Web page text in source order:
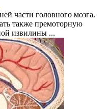
части головного мозга.
также премоторную
извилины ...